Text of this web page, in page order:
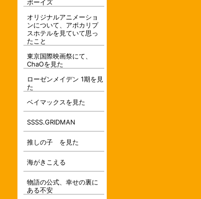
ボーイズ
オリジナルアニメーショ
ンについて、アポカリプ
スホテルを見ていて思っ
たこと
東京国際映画祭にて、
ChaOを見た
ローゼンメイデン 1期を見
た
ベイマックスを見た
SSSS.GRIDMAN
推しの子 を見た
海がきこえる
物語の公式、幸せの裏に
ある不安